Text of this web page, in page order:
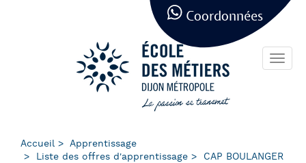
Panneau de gestion des cookies
Coordonnées
Accueil
Apprentissage
Liste des offres d'apprentissage
CAP BOULANGER